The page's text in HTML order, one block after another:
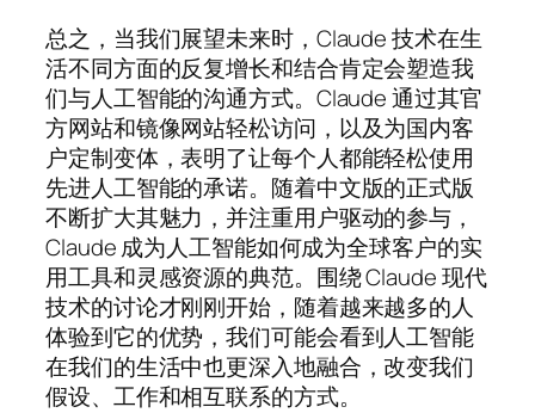
总之，当我们展望未来时，Claude 技术在生
活不同方面的反复增长和结合肯定会塑造我
们与人工智能的沟通方式。Claude 通过其官
方网站和镜像网站轻松访问，以及为国内客
户定制变体，表明了让每个人都能轻松使用
先进人工智能的承诺。随着中文版的正式版
不断扩大其魅力，并注重用户驱动的参与，
Claude 成为人工智能如何成为全球客户的实
用工具和灵感资源的典范。围绕 Claude 现代
技术的讨论才刚刚开始，随着越来越多的人
体验到它的优势，我们可能会看到人工智能
在我们的生活中也更深入地融合，改变我们
假设、工作和相互联系的方式。